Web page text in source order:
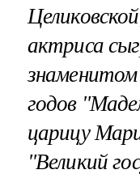
актриса
годов
царицу
"Великий